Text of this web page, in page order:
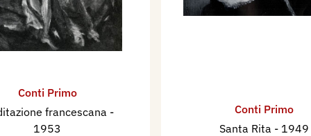
p. 10.
Conti, Arte
mostra, tav. 28.
Premio di Pittura
Conti Primo
francescana -
1953
Conti Primo
Santa Rita - 1949